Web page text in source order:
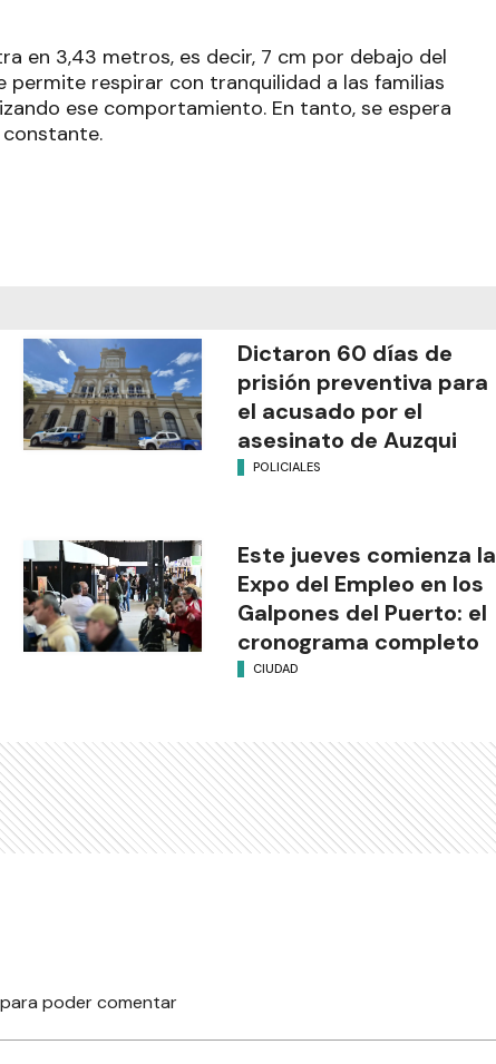
en 3,43 metros, es decir, 7 cm por debajo del
permite respirar con tranquilidad a las familias
ese comportamiento. En tanto, se espera
Dictaron 60 días de
prisión preventiva para
el acusado por el
asesinato de Auzqui
POLICIALES
Este jueves comienza la
Expo del Empleo en los
Galpones del Puerto: el
cronograma completo
CIUDAD
para poder comentar